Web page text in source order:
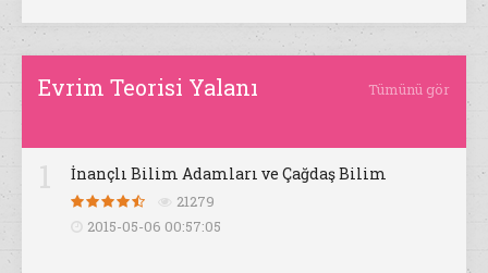
Evrim Teorisi Yalanı Tümünü gör
İnançlı Bilim Adamları ve Çağdaş Bilim
21279
2015-05-06 00:57:05